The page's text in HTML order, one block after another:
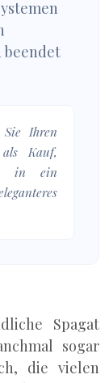
beendet
Sie Ihren
Kauf,
in ein
Spagat
sogar
die vielen